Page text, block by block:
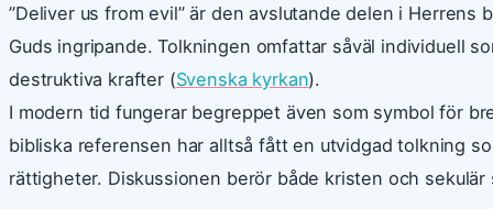
”Deliver us from evil” är den avslutande delen i
Guds ingripande. Tolkningen omfattar såväl individuell
destruktiva krafter (Svenska kyrkan).
I modern tid fungerar begreppet även som symbol för
bibliska referensen har alltså fått en utvidgad tolkning
rättigheter. Diskussionen berör både kristen och sekulär